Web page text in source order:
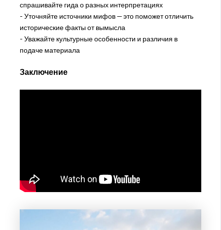
спрашивайте гида о разных интерпретациях
- Уточняйте источники мифов — это поможет отличить
исторические факты от вымысла
- Уважайте культурные особенности и различия в
подаче материала
Заключение